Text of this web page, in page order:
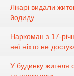
Лікарі видали
йодиду
Наркоман з 17-
неї ніхто не
У будинку жителя